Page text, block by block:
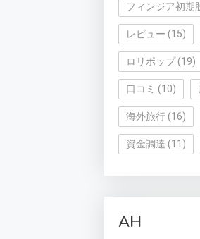
フィンジア初期
レビュー (15)
ロリポップ(19)
口コミ (10)
海外旅行(16)
資金調達 (11)
AH